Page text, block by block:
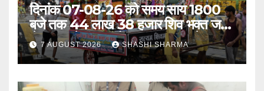
दिनांक 07-08-26 को समय साय 1800
बजे तक 44 लाख 38 हजार शिव भक्त जल
लेकर अपने गंतव्य को प्रस्थान कर चुके
7 AUGUST 2026 SHASHI SHARMA